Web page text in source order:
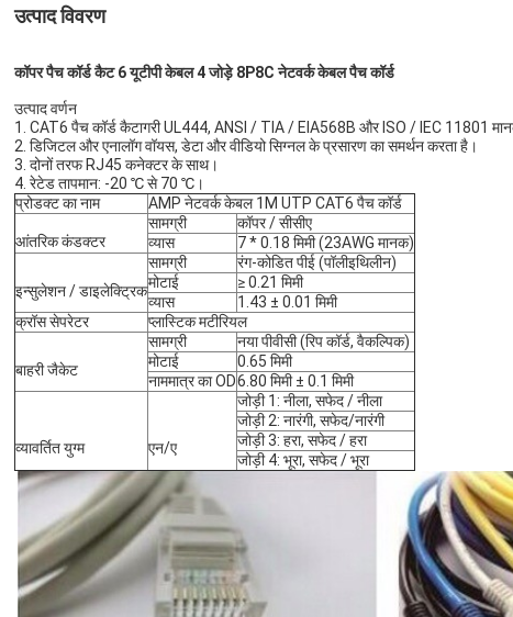
उत्पाद विवरण
कॉपर पैच कॉर्ड कैट 6 यूटीपी केबल 4 जोड़े 8P8C नेटवर्क केबल पैच कॉर्ड
उत्पाद वर्णन
1. CAT6 पैच कॉर्ड कैटागरी UL444, ANSI / TIA / EIA568B और ISO / IEC 11801
2. डिजिटल और एनालॉग वॉयस, डेटा और वीडियो सिग्नल के प्रसारण का समर्थन करता है।
3. दोनों तरफ RJ45 कनेक्टर के साथ।
4. रेटेड तापमान: -20 ℃ से 70 ℃।
प्रोडक्ट का नाम
AMP नेटवर्क केबल 1M UTP CAT6 पैच कॉर्ड
आंतरिक कंडक्टर
सामग्री
कॉपर / सीसीए
व्यास
7 * 0.18 मिमी (23AWG मानक)
इन्सुलेशन / डाइलेक्ट्रिक
सामग्री
रंग-कोडित पीई (पॉलीइथिलीन)
मोटाई
≥ 0.21 मिमी
व्यास
1.43 ± 0.01 मिमी
क्रॉस सेपरेटर
प्लास्टिक मटीरियल
बाहरी जैकेट
सामग्री
नया पीवीसी (रिप कॉर्ड, वैकल्पिक)
मोटाई
0.65 मिमी
नाममात्र का OD6.80 मिमी ± 0.1 मिमी
व्यावर्तित युग्म एन/ए
जोड़ी 1: नीला, सफेद / नीला
जोड़ी 2: नारंगी, सफेद/नारंगी
जोड़ी 3: हरा, सफेद / हरा
जोड़ी 4: भूरा, सफेद / भूरा